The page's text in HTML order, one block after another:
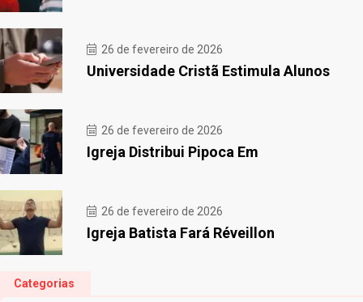
26 de fevereiro de 2026
Universidade Cristã Estimula Alunos
26 de fevereiro de 2026
Igreja Distribui Pipoca Em
26 de fevereiro de 2026
Igreja Batista Fará Réveillon
Categorias